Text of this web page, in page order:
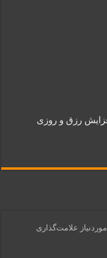
رزق و روزی
علامت‌گذاری